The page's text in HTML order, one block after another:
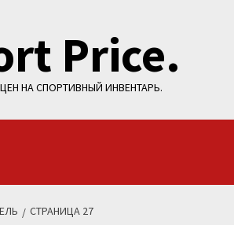
Price.
НА СПОРТИВНЫЙ ИНВЕНТАРЬ.
СТРАНИЦА 27